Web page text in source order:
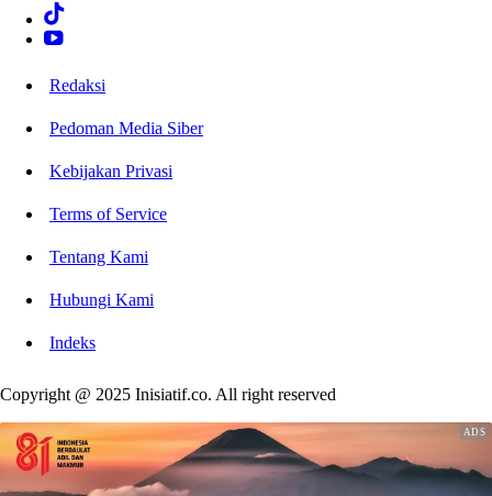
Redaksi
Pedoman Media Siber
Kebijakan Privasi
Terms of Service
Tentang Kami
Hubungi Kami
Indeks
Copyright @ 2025 Inisiatif.co. All right reserved